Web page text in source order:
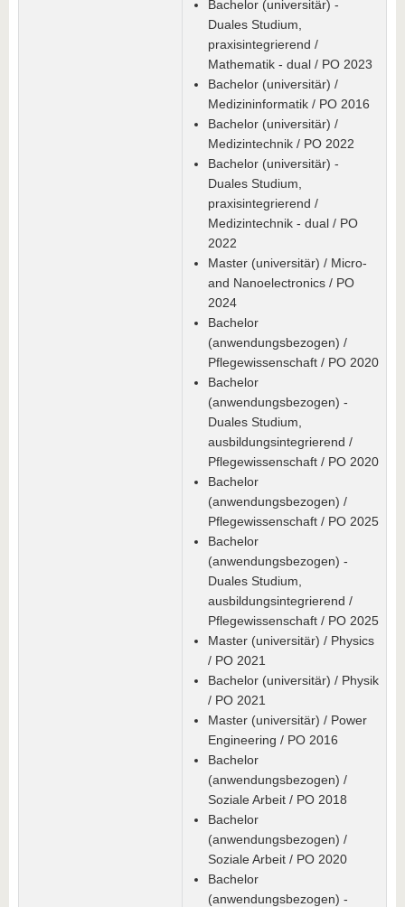
Bachelor (universitär) -
Duales Studium,
praxisintegrierend /
Mathematik - dual / PO 2023
Bachelor (universitär) /
Medizininformatik / PO 2016
Bachelor (universitär) /
Medizintechnik / PO 2022
Bachelor (universitär) -
Duales Studium,
praxisintegrierend /
Medizintechnik - dual / PO
2022
Master (universitär) / Micro-
and Nanoelectronics / PO
2024
Bachelor
(anwendungsbezogen) /
Pflegewissenschaft / PO 2020
Bachelor
(anwendungsbezogen) -
Duales Studium,
ausbildungsintegrierend /
Pflegewissenschaft / PO 2020
Bachelor
(anwendungsbezogen) /
Pflegewissenschaft / PO 2025
Bachelor
(anwendungsbezogen) -
Duales Studium,
ausbildungsintegrierend /
Pflegewissenschaft / PO 2025
Master (universitär) / Physics
/ PO 2021
Bachelor (universitär) / Physik
/ PO 2021
Master (universitär) / Power
Engineering / PO 2016
Bachelor
(anwendungsbezogen) /
Soziale Arbeit / PO 2018
Bachelor
(anwendungsbezogen) /
Soziale Arbeit / PO 2020
Bachelor
(anwendungsbezogen) -